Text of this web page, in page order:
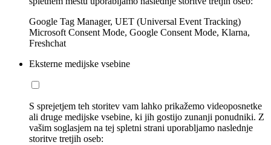
Google Tag Manager, UET (Universal Event Tracking)
Microsoft Consent Mode, Google Consent Mode, Klarna,
Freshchat
Eksterne medijske vsebine
S sprejetjem teh storitev vam lahko prikažemo videoposnetke
ali druge medijske vsebine, ki jih gostijo zunanji ponudniki. Z
vašim soglasjem na tej spletni strani uporabljamo naslednje
storitve tretjih oseb: